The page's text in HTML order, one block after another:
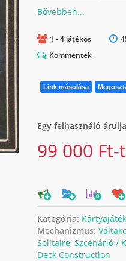
1 - 4 játékos
Kommentek
Link másolása
Egy felhasználó
99 000 Ft-
0
Kategória: Kártyajáték
Mechanizmus:
Solitaire, Szcenárió /
Deck Construction